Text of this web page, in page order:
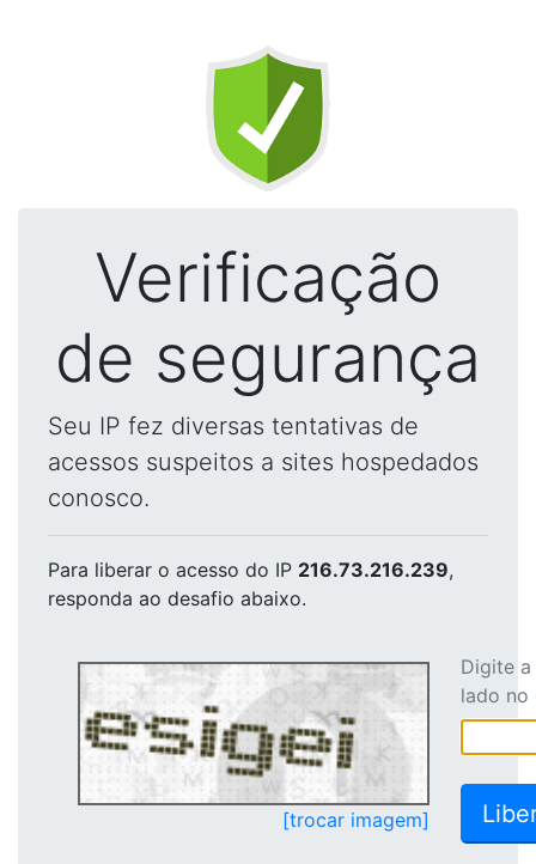
Verificação
de segurança
Seu IP fez diversas tentativas de
acessos suspeitos a sites hospedados
conosco.
Para liberar o acesso do IP 216.73.216.239,
responda ao desafio abaixo.
[trocar imagem]
Digite
lado no